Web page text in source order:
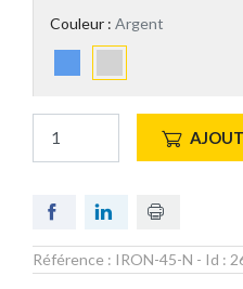
Couleur : Argent
Référence : IRON-45-N - Id :